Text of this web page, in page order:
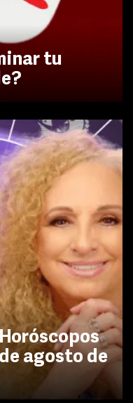
tu
agosto de